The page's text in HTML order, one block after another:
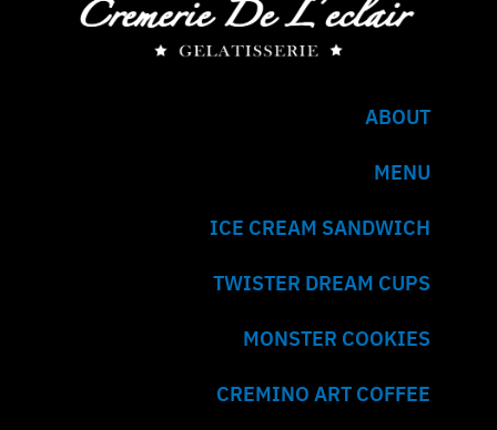
ABOUT
MENU
ICE CREAM SANDWICH
TWISTER DREAM CUPS
MONSTER COOKIES
CREMINO ART COFFEE